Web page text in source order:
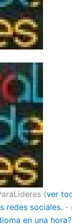
(ver
redes sociales. -
en una hora?